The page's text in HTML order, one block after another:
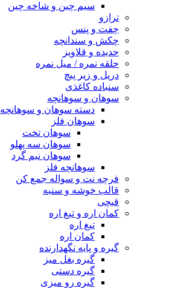
سیم چین و شاخه چین
ترازو
چفت و پنس
چکش و سندانچه
حدیده و قلاویز
حلقه نمره / میل نمره
دریل و زیر پیچ
سنباده کاغذی
سوهان و سوهانچه
دسته سوهان و سوهانچه
سوهان فلز
سوهان تخت
سوهان سه پهلو
سوهان نیم گرد
سوهانچه فلز
فرچه نت و سواله جمع کن
قالب خوشه و سنبه
قیچی
کمان اره و تیغ اره
تیغ اره
کمان اره
گیره و پایه نگهدارنده
گیره بغل میز
گیره دستی
گیره رو میزی